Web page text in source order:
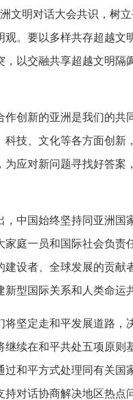
文明对话大会共识，树
观。要以多样共存超越文
，以交融共享超越文明隔
创新的亚洲是我们的共
科技、文化等各方面创新
为应对新问题寻找好答案
，中国始终坚持同亚洲国
家庭一员和国际社会负责
建设者、全球发展的贡献
新型国际关系和人类命运
将坚定走和平发展道路，
继续在和平共处五项原则
过和平方式处理同有关国
持对话协商解决地区热点